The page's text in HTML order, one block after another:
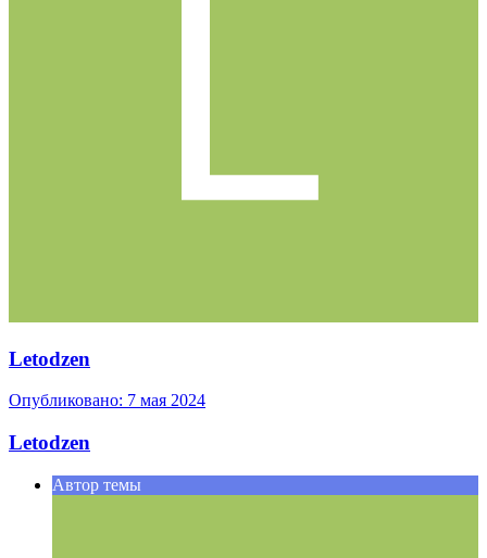
Letodzen
Опубликовано: 7 мая 2024
Letodzen
Автор темы